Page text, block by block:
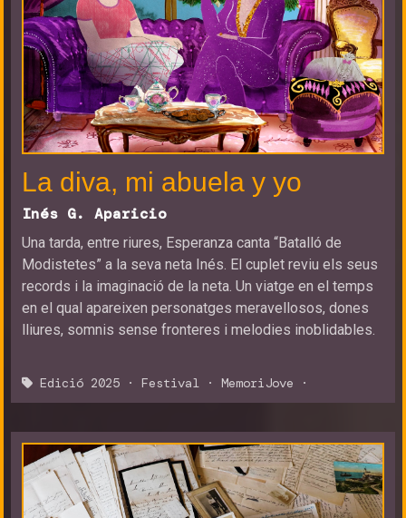
La diva, mi abuela y yo
Inés G. Aparicio
Una tarda, entre riures, Esperanza canta “Batalló de
Modistetes” a la seva neta Inés. El cuplet reviu els seus
records i la imaginació de la neta. Un viatge en el temps
en el qual apareixen personatges meravellosos, dones
lliures, somnis sense fronteres i melodies inoblidables.
Edició 2025 · Festival · MemoriJove ·